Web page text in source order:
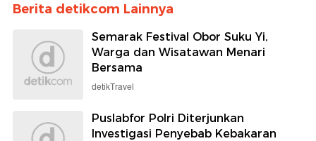
Berita detikcom Lainnya
Semarak Festival Obor Suku Yi,
Warga dan Wisatawan Menari
Bersama
detikTravel
Puslabfor Polri Diterjunkan
Investigasi Penyebab Kebakaran